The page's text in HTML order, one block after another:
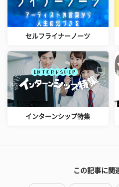
セルフライナーノーツ
インターンシップ特集
この記事に関